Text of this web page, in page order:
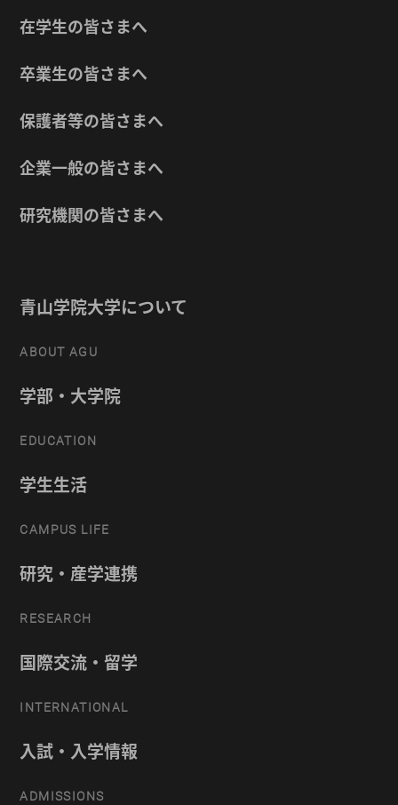
在学生の皆さまへ
卒業生の皆さまへ
保護者等の皆さまへ
企業一般の皆さまへ
研究機関の皆さまへ
青山学院大学について
ABOUT AGU
学部・大学院
EDUCATION
学生生活
CAMPUS LIFE
研究・産学連携
RESEARCH
国際交流・留学
INTERNATIONAL
入試・入学情報
ADMISSIONS